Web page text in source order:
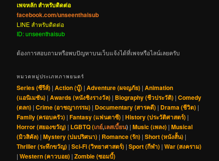
เพจหลัก สำหรับติดต่อ
facebook.com/unseenthaisub
LINE สำหรับติดต่อ
ID: unseenthaisub
ต้องการสอบถามหรือพบปัญหาบนเว็บแจ้งได้ที่เพจหรือไลน์เลยครับ
หมวดหมู่ประเภทภาพยนตร์
Series (ซีรีส์) |Action (บู๊) |Adventure (ผจญภัย) |Animation
(แอนิเมชัน) |Awards (หนังชิงรางวัล) | Biography (ชีวประวัติ) |Comedy
(ตลก) |Crime (อาชญากรรม) | Documentary (สารคดี) | Drama (ชีวิต) |
Family (ครอบครัว) |Fantasy (แฟนตาซี) |History (ประวัติศาสตร์) |
Horror (สยองขวัญ) | LGBTQ (เกย์,เลสเบี้ยน) |Music (เพลง) |Musical
(มิวสิคัล) |Mystery (ปมปริศนา) | Romance (รัก) |Short (หนังสั้น) |
Thriller (ระทึกขวัญ) |Sci-Fi (วิทยาศาสตร์) |Sport (กีฬา) |War (สงคราม)
|Western (คาวบอย) |Zombie (ซอมบี้)